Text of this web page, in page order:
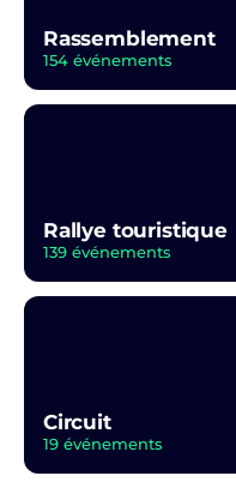
Rassemblement
154 événements
Rallye touristique
139 événements
Circuit
19 événements